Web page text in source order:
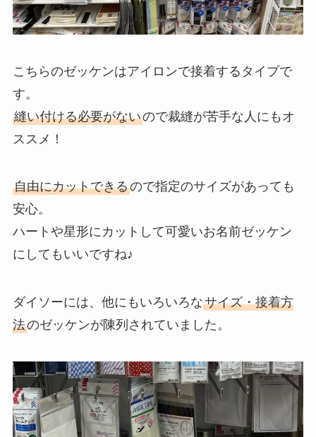
こちらのゼッケンはアイロンで接着するタイプで
す。
縫い付ける必要がないので裁縫が苦手な人にもオ
ススメ！
自由にカットできるので指定のサイズがあっても
安心。
ハートや星形にカットして可愛いお名前ゼッケン
にしてもいいですね♪
ダイソーには、他にもいろいろなサイズ・接着方
法のゼッケンが陳列されていました。